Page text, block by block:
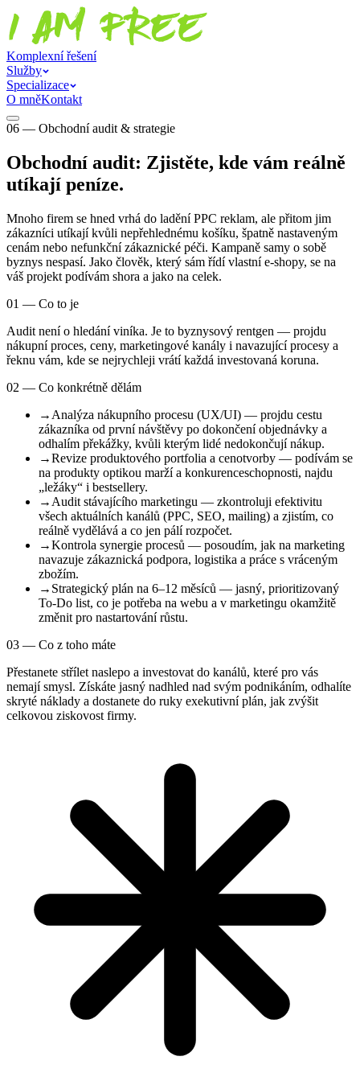
Komplexní řešení
Služby
Specializace
O mněKontakt
06 — Obchodní audit & strategie
Obchodní audit: Zjistěte, kde vám reálně
utíkají peníze.
Mnoho firem se hned vrhá do ladění PPC reklam, ale přitom jim
zákazníci utíkají kvůli nepřehlednému košíku, špatně nastaveným
cenám nebo nefunkční zákaznické péči. Kampaně samy o sobě
byznys nespasí. Jako člověk, který sám řídí vlastní e-shopy, se na
váš projekt podívám shora a jako na celek.
01 — Co to je
Audit není o hledání viníka. Je to byznysový rentgen — projdu
nákupní proces, ceny, marketingové kanály i navazující procesy a
řeknu vám, kde se nejrychleji vrátí každá investovaná koruna.
02 — Co konkrétně dělám
→ Analýza nákupního procesu (UX/UI) — projdu cestu
zákazníka od první návštěvy po dokončení objednávky a
odhalím překážky, kvůli kterým lidé nedokončují nákup.
→Revize produktového portfolia a cenotvorby — podívám se
na produkty optikou marží a konkurenceschopnosti, najdu
„ležáky“ i bestsellery.
→ Audit stávajícího marketingu — zkontroluji efektivitu
všech aktuálních kanálů (PPC, SEO, mailing) a zjistím, co
reálně vydělává a co jen pálí rozpočet.
→Kontrola synergie procesů — posoudím, jak na marketing
navazuje zákaznická podpora, logistika a práce s vráceným
zbožím.
→ Strategický plán na 6–12 měsíců — jasný, prioritizovaný
To-Do list, co je potřeba na webu a v marketingu okamžitě
změnit pro nastartování růstu.
03 — Co z toho máte
Přestanete střílet naslepo a investovat do kanálů, které pro vás
nemají smysl. Získáte jasný nadhled nad svým podnikáním, odhalíte
skryté náklady a dostanete do ruky exekutivní plán, jak zvýšit
celkovou ziskovost firmy.